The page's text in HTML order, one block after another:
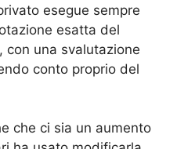
esegue sempre
esatta del
con una svalutazione
conto proprio del
che ci sia un aumento